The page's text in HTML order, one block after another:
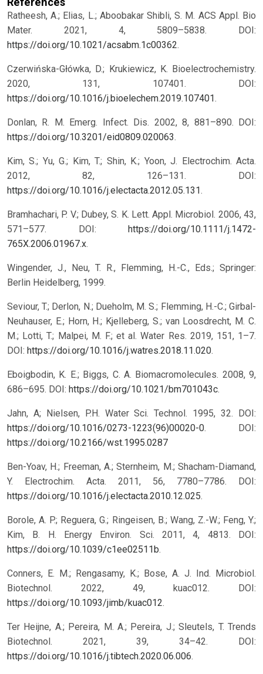
Ratheesh, A.; Elias, L.; Aboobakar Shibli, S. M. ACS Appl. Bio
Mater. 2021, 4, 5809–5838. DOI:
https://doi.org/10.1021/acsabm.1c00362.
Czerwińska-Główka, D.; Krukiewicz, K. Bioelectrochemistry.
2020, 131, 107401. DOI:
https://doi.org/10.1016/j.bioelechem.2019.107401.
Donlan, R. M. Emerg. Infect. Dis. 2002, 8, 881–890. DOI:
https://doi.org/10.3201/eid0809.020063.
Kim, S.; Yu, G.; Kim, T.; Shin, K.; Yoon, J. Electrochim. Acta.
2012, 82, 126–131. DOI:
https://doi.org/10.1016/j.electacta.2012.05.131.
Bramhachari, P. V.; Dubey, S. K. Lett. Appl. Microbiol. 2006, 43,
571–577. DOI: https://doi.org/10.1111/j.1472-
765X.2006.01967.x.
Wingender, J., Neu, T. R., Flemming, H.-C., Eds.; Springer:
Berlin Heidelberg, 1999.
Seviour, T.; Derlon, N.; Dueholm, M. S.; Flemming, H.-C.; Girbal-
Neuhauser, E.; Horn, H.; Kjelleberg, S.; van Loosdrecht, M. C.
M.; Lotti, T.; Malpei, M. F.; et al. Water Res. 2019, 151, 1–7.
DOI: https://doi.org/10.1016/j.watres.2018.11.020.
Eboigbodin, K. E.; Biggs, C. A. Biomacromolecules. 2008, 9,
686–695. DOI: https://doi.org/10.1021/bm701043c.
Jahn, A; Nielsen, P.H. Water Sci. Technol. 1995, 32. DOI:
https://doi.org/10.1016/0273-1223(96)00020-0. DOI:
https://doi.org/10.2166/wst.1995.0287
Ben-Yoav, H.; Freeman, A.; Sternheim, M.; Shacham-Diamand,
Y. Electrochim. Acta. 2011, 56, 7780–7786. DOI:
https://doi.org/10.1016/j.electacta.2010.12.025.
Borole, A. P.; Reguera, G.; Ringeisen, B.; Wang, Z.-W.; Feng, Y.;
Kim, B. H. Energy Environ. Sci. 2011, 4, 4813. DOI:
https://doi.org/10.1039/c1ee02511b.
Conners, E. M.; Rengasamy, K.; Bose, A. J. Ind. Microbiol.
Biotechnol. 2022, 49, kuac012. DOI:
https://doi.org/10.1093/jimb/kuac012.
Ter Heijne, A.; Pereira, M. A.; Pereira, J.; Sleutels, T. Trends
Biotechnol. 2021, 39, 34–42. DOI:
https://doi.org/10.1016/j.tibtech.2020.06.006.